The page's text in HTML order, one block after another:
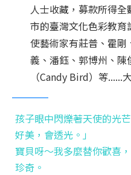
人士收藏，募款所得
市的臺灣文化色彩教
使藝術家有莊普、霍
義、潘鈺、郭博州、
（Candy Bird）等......
孩子眼中閃爍著天使的光
好美，會透光。」
寶貝呀～我多麼替你歡喜
珍奇。